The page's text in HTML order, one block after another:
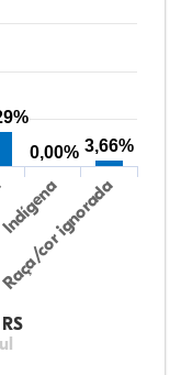
Indígena
Raça/cor ignorada
0,00% 3,66%